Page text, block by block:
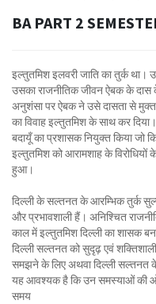
BA PART 2
इल्तुतमिश इलवरी जाति का तुर्क था।
उसका राजनीतिक जीवन ऐबक के
अनुशंसा पर ऐबक ने उसे दासता से
का विवाह इल्तुतमिश के साथ कर
बदायूँ का प्रशासक नियुक्त किया जो
इल्तुतमिश को आरामशाह के विरोधियों के
हुआ।
दिल्ली के सल्तनत के आरम्भिक तुर्क
और प्रभावशाली हैं। अनिश्चित
काल में इल्तुतमिश दिल्ली का शासक
दिल्ली सल्तनत को सुदृढ़ एवं
समझने के लिए अथवा दिल्ली सल्तनत
यह आवश्यक है कि उन समस्याओं की ओर
समय